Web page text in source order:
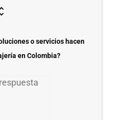
o servicios hacen
en Colombia?